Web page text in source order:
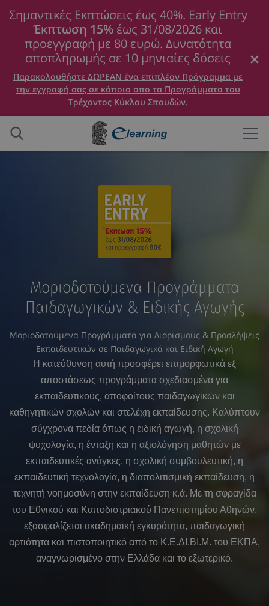
Σημαντικές Εκπτώσεις έως 40%. Early Entry
Έκπτωση 15% έως 31/08/2026 και
προεγγραφή με 80 ευρώ. Δυνατότητα
αποπληρωμής σε 10 μηνιαίες δόσεις
Παρακολουθήστε ΔΩΡΕΑΝ ένα επιπλέον Πρόγραμμα με
την εγγραφή σας σε κάποιο απο τα Προγράμματα του
Τρέχοντος Κύκλου Σπουδών.
Μοριοδοτούμενα Προγράμματα
Παιδαγωγικών & Ειδικής Αγωγής
Μοριοδοτούμενα Προγράμματα για Διορισμούς & Προσλήψεις
Εκπαιδευτικών σε Παιδαγωγικά και Ειδική Αγωγή
Η κατεύθυνση αυτή προσφέρει επιμορφωτικά εξ
αποστάσεως προγράμματα σχεδιασμένα για
εκπαιδευτικούς, αποφοίτους παιδαγωγικών και
καθηγητικών σχολών και στελέχη εκπαίδευσης. Καλύπτουν
σύγχρονα πεδία όπως η ειδική αγωγή, η σχολική
ψυχολογία, η ένταξη και η αξιολόγηση μαθητών με
εκπαιδευτικές ανάγκες, η σχολική συμβουλευτική, η
εκπαιδευτική τεχνολογία, η διαπολιτισμική εκπαίδευση, η
τεχνητή νοημοσύνη στην εκπαίδευση κ.ά. Με τη σφραγίδα
του Εθνικού και Καποδιστριακού Πανεπιστημίου Αθηνών,
εξασφαλίζεται ακαδημαϊκή εγκυρότητα, παιδαγωγική
αρτιότητα και πιστοποιητικό από το Κ.Ε.ΔΙ.ΒΙ.Μ. του ΕΚΠΑ,
αναγνωρισμένο στην Ελλάδα και το εξωτερικό.